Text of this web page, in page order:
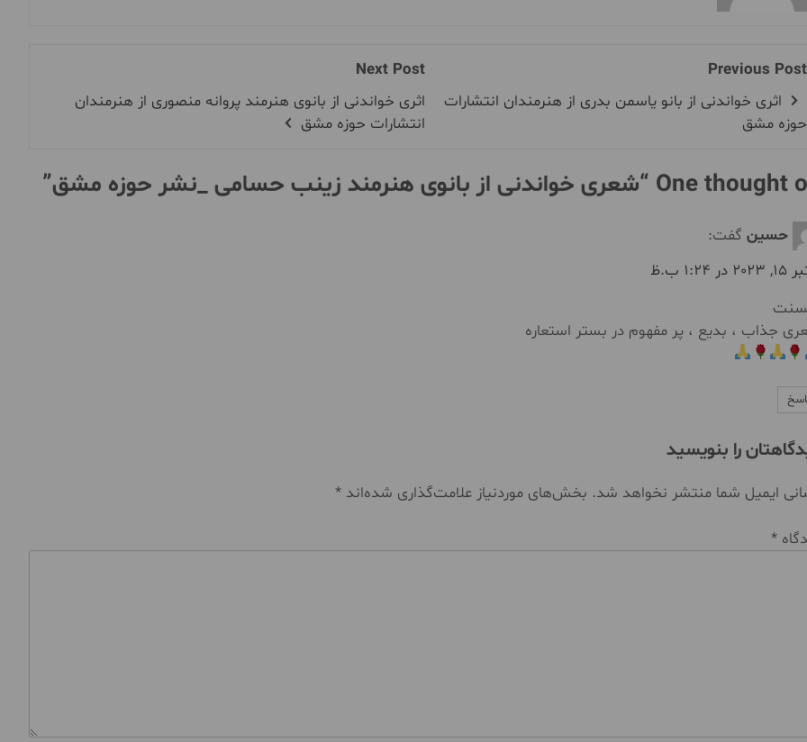
Previous Post
اثری خواندنی از بانو یاسمن بدری از هنرمندان انتشارات
حوزه مشق
Next Post
اثری خواندنی از بانوی هنرمند پروانه منصوری از هنرمندان
انتشارات حوزه مشق
One thought شعری خواندنی از بانوی هنرمند زینب حسامی _نشر حوزه مشق”
حسین گفت:
1:24 ب.ظ
جذاب ، بدیع ، پر مفهوم در بستر استعاره
را بنویسید
ایمیل شما منتشر نخواهد شد. بخش‌های موردنیاز علامت‌گذاری شده‌اند *
*